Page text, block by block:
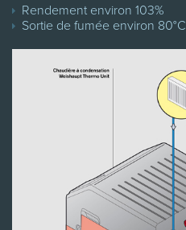
Rendement environ 103%
Sortie de fumée environ 80°C